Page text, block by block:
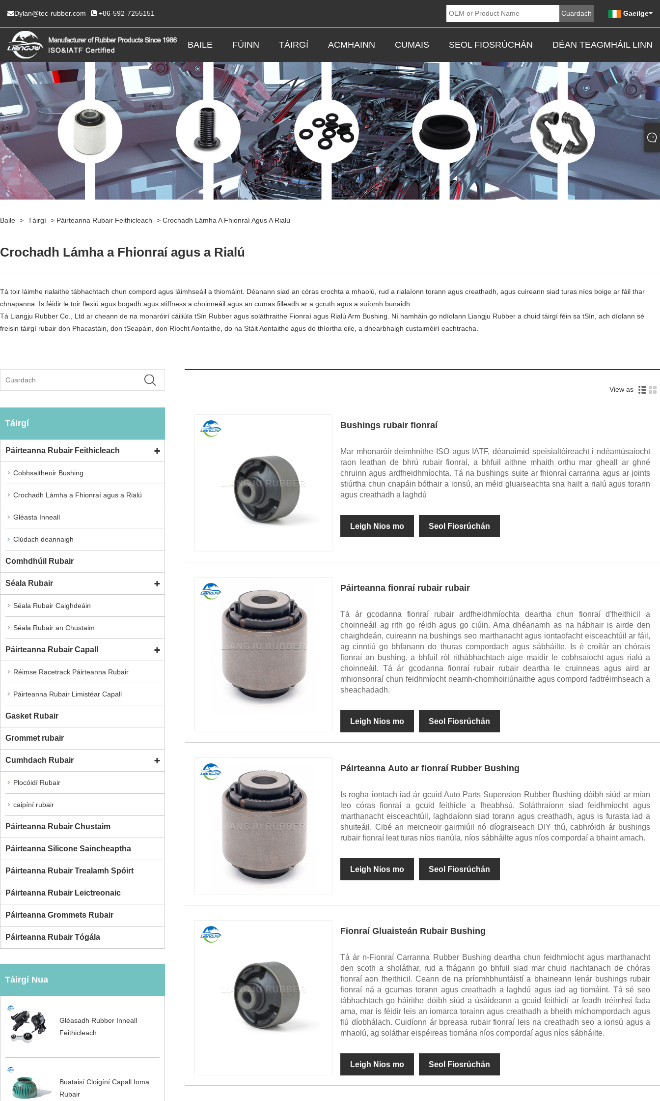
Dylan@tec-rubber.com +86-592-7255151 Gaeilge
BAILE FÚINN TÁIRGÍ ACMHAINN CUMAIS SEOL FIOSRÚCHÁN DÉAN TEAGMHÁIL LINN
Baile > Táirgí > Páirteanna Rubair Feithicleach > Crochadh Lámha A Fhionraí Agus A Rialú
Crochadh Lámha a Fhionraí agus a Rialú
Tá toir láimhe rialaithe tábhachtach chun compord agus láimhseáil a thiomáint. Déanann siad an córas crochta a mhaolú, rud a rialaíonn torann agus creathadh, agus cuireann siad turas níos boige ar fáil thar
chnapanna. Is féidir le toir flexiú agus bogadh agus stiffness a choinneáil agus an cumas filleadh ar a gcruth agus a suíomh bunaidh.
Tá Liangju Rubber Co., Ltd ar cheann de na monaróirí cáiliúla tSín Rubber agus soláthraithe Fionraí agus Rialú Arm Bushing. Ní hamháin go ndíolann Liangju Rubber a chuid táirgí féin sa tSín, ach díolann sé
freisin táirgí rubair don Phacastáin, don tSeapáin, don Ríocht Aontaithe, do na Stáit Aontaithe agus do thíortha eile, a dhearbhaigh custaiméirí eachtracha.
Táirgí
Páirteanna Rubair Feithicleach
Cobhsaitheoir Bushing
Crochadh Lámha a Fhionraí agus a Rialú
Gléasta Inneall
Clúdach deannaigh
Comhdhúil Rubair
Séala Rubair
Séala Rubair Caighdeáin
Séala Rubair an Chustaim
Páirteanna Rubair Capall
Réimse Racetrack Páirteanna Rubair
Páirteanna Rubair Limistéar Capall
Gasket Rubair
Grommet rubair
Cumhdach Rubair
Plocóidí Rubair
caipíní rubair
Páirteanna Rubair Chustaim
Páirteanna Silicone Saincheaptha
Páirteanna Rubair Trealamh Spóirt
Páirteanna Rubair Leictreonaic
Páirteanna Grommets Rubair
Páirteanna Rubair Tógála
Táirgí Nua
Gléasadh Rubber Inneall
Feithicleach
Buataisí Cloigíní Capall Ioma
Rubair
View as
Bushings rubair fionraí
Mar mhonaróir deimhnithe ISO agus IATF, déanaimid speisialtóireacht i ndéantúsaíocht
raon leathan de bhrú rubair fionraí, a bhfuil aithne mhaith orthu mar gheall ar ghné
chruinn agus ardfheidhmíochta. Tá na bushings suite ar fhionraí carranna agus ar joints
stiúrtha chun cnapáin bóthair a ionsú, an méid gluaiseachta sna hailt a rialú agus torann
agus creathadh a laghdú
Leigh Nios mo Seol Fiosrúchán
Páirteanna fionraí rubair rubair
Tá ár gcodanna fionraí rubair ardfheidhmíochta deartha chun fionraí d'fheithicil a
choinneáil ag rith go réidh agus go ciúin. Arna dhéanamh as na hábhair is airde den
chaighdeán, cuireann na bushings seo marthanacht agus iontaofacht eisceachtúil ar fáil,
ag cinntiú go bhfanann do thuras compordach agus sábháilte. Is é croílár an chórais
fionraí an bushing, a bhfuil ról ríthábhachtach aige maidir le cobhsaíocht agus rialú a
choinneáil. Tá ár gcodanna fionraí rubair rubair deartha le cruinneas agus aird ar
mhionsonraí chun feidhmíocht neamh-chomhoiriúnaithe agus compord fadtréimhseach a
sheachadadh.
Leigh Nios mo Seol Fiosrúchán
Páirteanna Auto ar fionraí Rubber Bushing
Is rogha iontach iad ár gcuid Auto Parts Supension Rubber Bushing dóibh siúd ar mian
leo córas fionraí a gcuid feithicle a fheabhsú. Soláthraíonn siad feidhmíocht agus
marthanacht eisceachtúil, laghdaíonn siad torann agus creathadh, agus is furasta iad a
shuiteáil. Cibé an meicneoir gairmiúil nó díograiseach DIY thú, cabhróidh ár bushings
rubair fionraí leat turas níos rianúla, níos sábháilte agus níos compordaí a bhaint amach.
Leigh Nios mo Seol Fiosrúchán
Fionraí Gluaisteán Rubair Bushing
Tá ár n-Fionraí Carranna Rubber Bushing deartha chun feidhmíocht agus marthanacht
den scoth a sholáthar, rud a fhágann go bhfuil siad mar chuid riachtanach de chóras
fionraí aon fheithicil. Ceann de na príomhbhuntáistí a bhaineann lenár bushings rubair
fionraí ná a gcumas torann agus creathadh a laghdú agus iad ag tiomáint. Tá sé seo
tábhachtach go háirithe dóibh siúd a úsáideann a gcuid feithiclí ar feadh tréimhsí fada
ama, mar is féidir leis an iomarca torainn agus creathadh a bheith míchompordach agus
fiú díobhálach. Cuidíonn ár bpreasa rubair fionraí leis na creathadh seo a ionsú agus a
mhaolú, ag soláthar eispéireas tiomána níos compordaí agus níos sábháilte.
Leigh Nios mo Seol Fiosrúchán